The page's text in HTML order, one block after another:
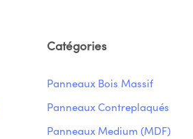
Catégories
Panneaux Bois Massif
Panneaux Contreplaqués
Panneaux Medium (MDF)